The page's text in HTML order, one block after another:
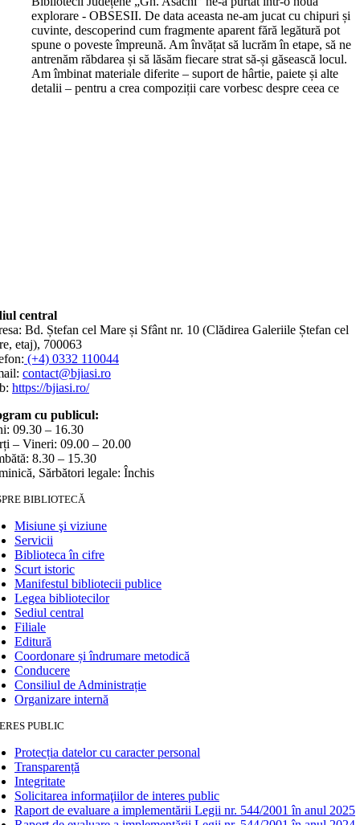
explorare - OBSESII. De data aceasta ne-am jucat cu chipuri și
cuvinte, descoperind cum fragmente aparent fără legătură pot
spune o poveste împreună. Am învățat să lucrăm în etape, să ne
antrenăm răbdarea și să lăsăm fiecare strat să-și găsească locul.
Am îmbinat materiale diferite – suport de hârtie, paiete și alte
detalii – pentru a crea compoziții care vorbesc despre ceea ce
central
Bd. Ștefan cel Mare și Sfânt nr. 10 (Clădirea Galeriile Ștefan cel
etaj), 700063
(+4) 0332 110044
contact@bjiasi.ro
https://bjiasi.ro/
cu publicul:
09.30 – 16.30
– Vineri: 09.00 – 20.00
8.30 – 15.30
Sărbători legale: Închis
BIBLIOTECĂ
Misiune şi viziune
Servicii
Biblioteca în cifre
Scurt istoric
Manifestul bibliotecii publice
Legea bibliotecilor
Sediul central
Filiale
Editură
Coordonare și îndrumare metodică
Conducere
Consiliul de Administrație
Organizare internă
PUBLIC
Protecția datelor cu caracter personal
Transparență
Integritate
Solicitarea informaţiilor de interes public
Raport de evaluare a implementării Legii nr. 544/2001 în anul 2025